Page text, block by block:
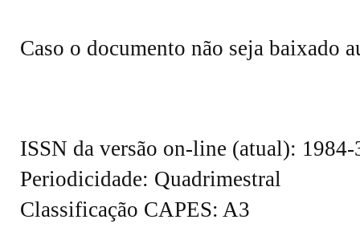
Caso o documento não seja baixado
ISSN da versão on-line (atual): 1984-
Periodicidade: Quadrimestral
Classificação CAPES: A3